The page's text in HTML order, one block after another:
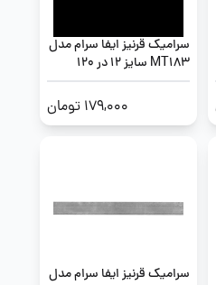
سرامیک قرنیز ایفا سرام مدل
MT183 سایز 12 در 120
179,000 تومان
سرامیک قرنیز ایفا سرام مدل